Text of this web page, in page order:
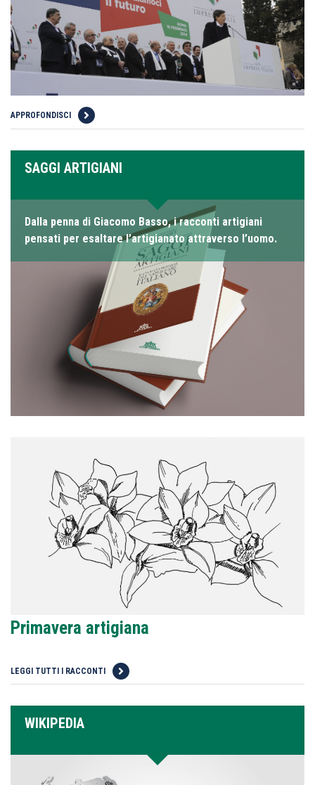
APPROFONDISCI
SAGGI ARTIGIANI
Dalla penna di Giacomo Basso, i racconti artigiani
pensati per esaltare l’artigianato attraverso l’uomo.
Primavera artigiana
LEGGI TUTTI I RACCONTI
WIKIPEDIA